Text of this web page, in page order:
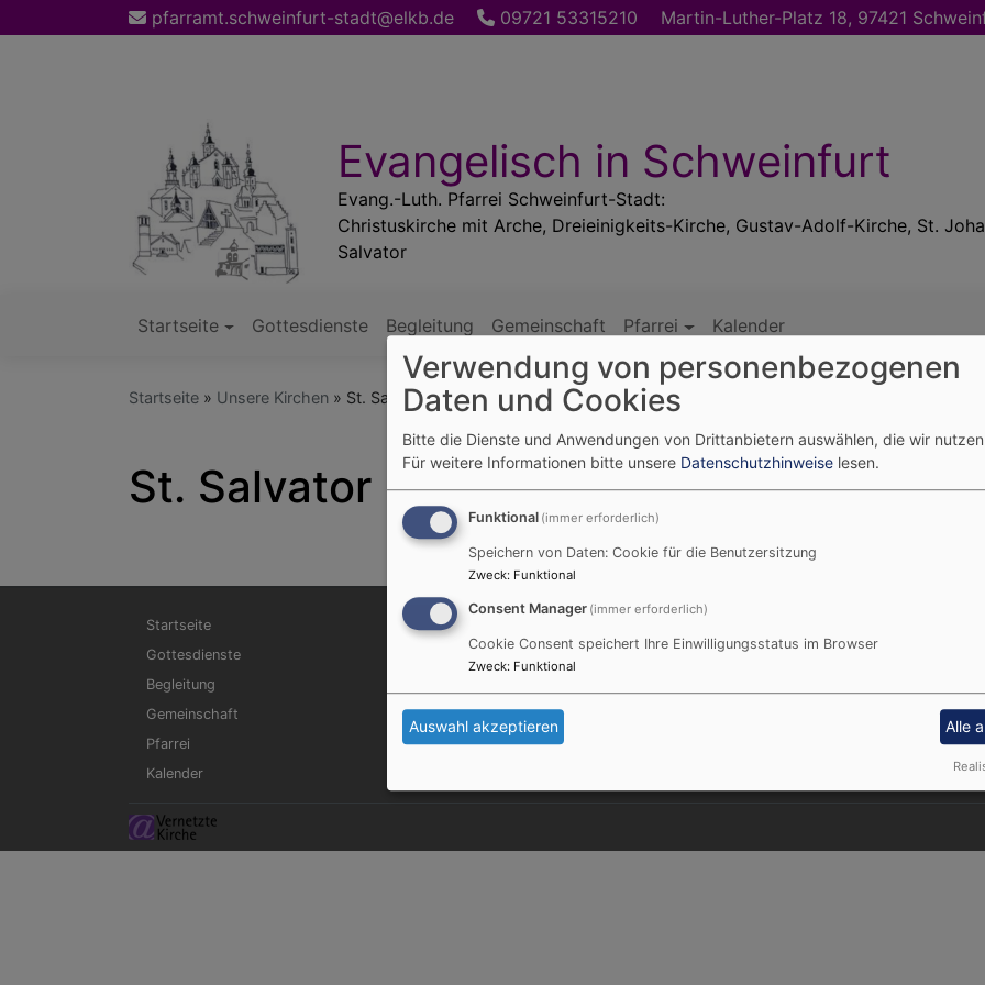
zum
pfarramt.schweinfurt-stadt@elkb.de 09721 53315210 Martin-Luther-Platz 18, 97421
Evangelisch in Schweinfurt
Evang.-Luth. Pfarrei Schweinfurt-Stadt:
Christuskirche mit Arche, Dreieinigkeits-Kirche, Gustav-Adolf-Kirche, St.
Salvator
Hauptnavigation
Startseite Gottesdienste Begleitung Gemeinschaft Pfarrei Kalender
Startseite Unsere Kirchen St. Salvator
St. Salvator
Hauptnavigation
Startseite
Gottesdienste
Begleitung
Gemeinschaft
Pfarrei
Kalender
Fußbereichsmenü
Kontakt
Verwendung von personenbezogenen
Daten und Cookies
Bitte die Dienste und Anwendungen von Drittanbietern auswählen, die wir
Für weitere Informationen bitte unsere Datenschutzhinweise lesen.
Funktional (immer erforderlich)
Speichern von Daten: Cookie für die Benutzersitzung
Zweck: Funktional
Consent Manager (immer erforderlich)
Cookie Consent speichert Ihre Einwilligungsstatus im Browser
Zweck: Funktional
Auswahl akzeptieren Alle